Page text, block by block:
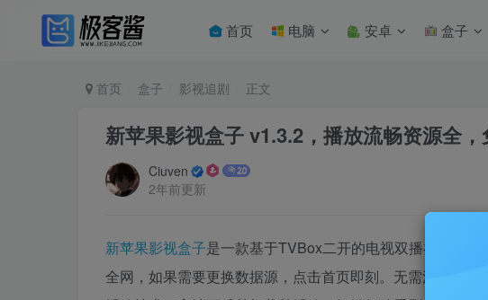
首页 电脑 安卓 盒子
首页 盒子 影视追剧 正文
新苹果影视盒子 v1.3.2，播放流畅资源全
Ciuven
2年前更新
​新苹果影视盒子是一款基于TVBox二开的电视双播神器，
全网，如果需要更换数据源，点击首页即刻。无需注册登